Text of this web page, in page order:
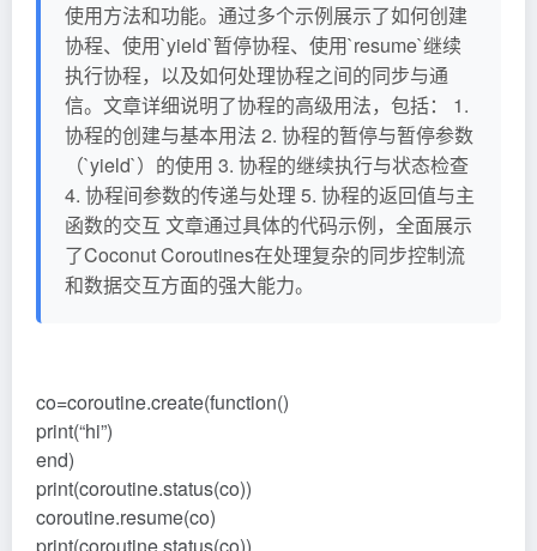
使用方法和功能。通过多个示例展示了如何创建
协程、使用`yield`暂停协程、使用`resume`继续
执行协程，以及如何处理协程之间的同步与通
信。文章详细说明了协程的高级用法，包括： 1.
协程的创建与基本用法 2. 协程的暂停与暂停参数
（`yield`）的使用 3. 协程的继续执行与状态检查
4. 协程间参数的传递与处理 5. 协程的返回值与主
函数的交互 文章通过具体的代码示例，全面展示
了Coconut Coroutines在处理复杂的同步控制流
和数据交互方面的强大能力。
co=coroutine.create(function()
print(“hi”)
end)
print(coroutine.status(co))
coroutine.resume(co)